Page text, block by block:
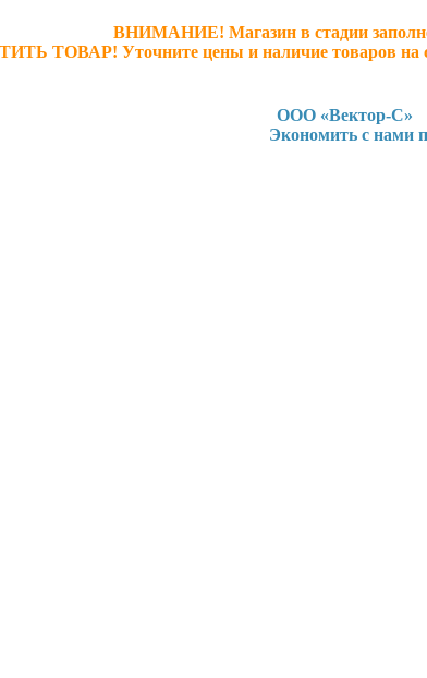
ВНИМАНИЕ! Магазин в стадии
ТОВАР! Уточните цены и наличие товаров на
ООО «Вектор-С»
Экономить с нами